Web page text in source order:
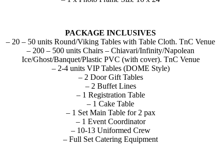
PACKAGE INCLUSIVES
– 20 – 50 units Round/Viking Tables with Table Cloth. TnC Venue
– 200 – 500 units Chairs – Chiavari/Infinity/Napolean
Ice/Ghost/Banquet/Plastic PVC (with cover). TnC Venue
– 2-4 units VIP Tables (DOME Style)
– 2 Door Gift Tables
– 2 Buffet Lines
– 1 Registration Table
– 1 Cake Table
– 1 Set Main Table for 2 pax
– 1 Event Coordinator
– 10-13 Uniformed Crew
– Full Set Catering Equipment